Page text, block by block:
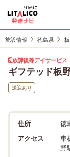
施設情報 徳島県
放課後等デイサービス
ギフテッド板
送迎あり
住所
徳
アクセス
車
野